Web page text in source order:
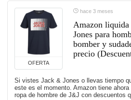
OFERTA
hace 3 meses
Amazon
Jones para
bomber y
precio
Si vistes Jack & Jones o llevas tiempo
este es el momento. Amazon tiene
ropa de hombre de J&J con descuentos